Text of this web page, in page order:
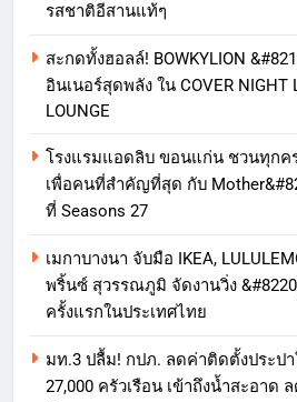
รสชาติอีสานแท้ๆ
สะกดทั้งฮอลล์! BOWKYLION
อินเนอร์สุดพลัง ใน COVER NIGHT
LOUNGE
โรงแรมแอดลิบ ขอนแก่น ชวนทุกค
เพื่อคนที่สำคัญที่สุด กับ
ที่ Seasons 27
เมกาบางนา จับมือ IKEA,
พริ้นซ์ สุวรรณภูมิ จัดงานวิ่ง
ครั้งแรกในประเทศไทย
มท.3 ปลื้ม! กปภ. ลดค่าติดตั้งประป
27,000 ครัวเรือน เข้าถึงน้ำสะอาด